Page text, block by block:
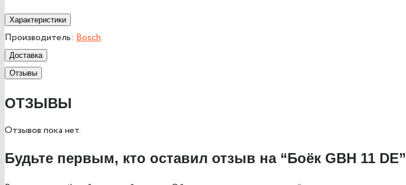
Характеристики
Производитель: Bosch
Доставка
Отзывы
ОТЗЫВЫ
Отзывов пока нет.
Будьте первым, кто оставил отзыв на “Боёк GBH 11 DE”